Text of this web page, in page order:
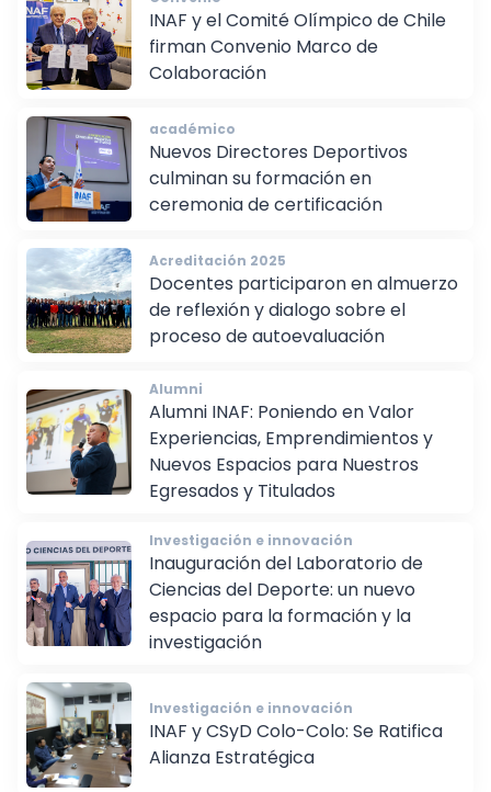
Convenio
INAF y el Comité Olímpico de Chile
firman Convenio Marco de
académico
Nuevos Directores Deportivos
culminan su formación en
Acreditación 2025
Docentes participaron en almuerzo
de reflexión y dialogo sobre el
proceso de autoevaluación
Alumni
Alumni INAF: Poniendo en Valor
Experiencias, Emprendimientos y
Nuevos Espacios para Nuestros
Egresados y Titulados
Investigación e innovación
Inauguración del Laboratorio de
Ciencias del Deporte: un nuevo
espacio para la formación y la
investigación
Investigación e innovación
INAF y CSyD Colo-Colo: Se Ratifica
Alianza Estratégica